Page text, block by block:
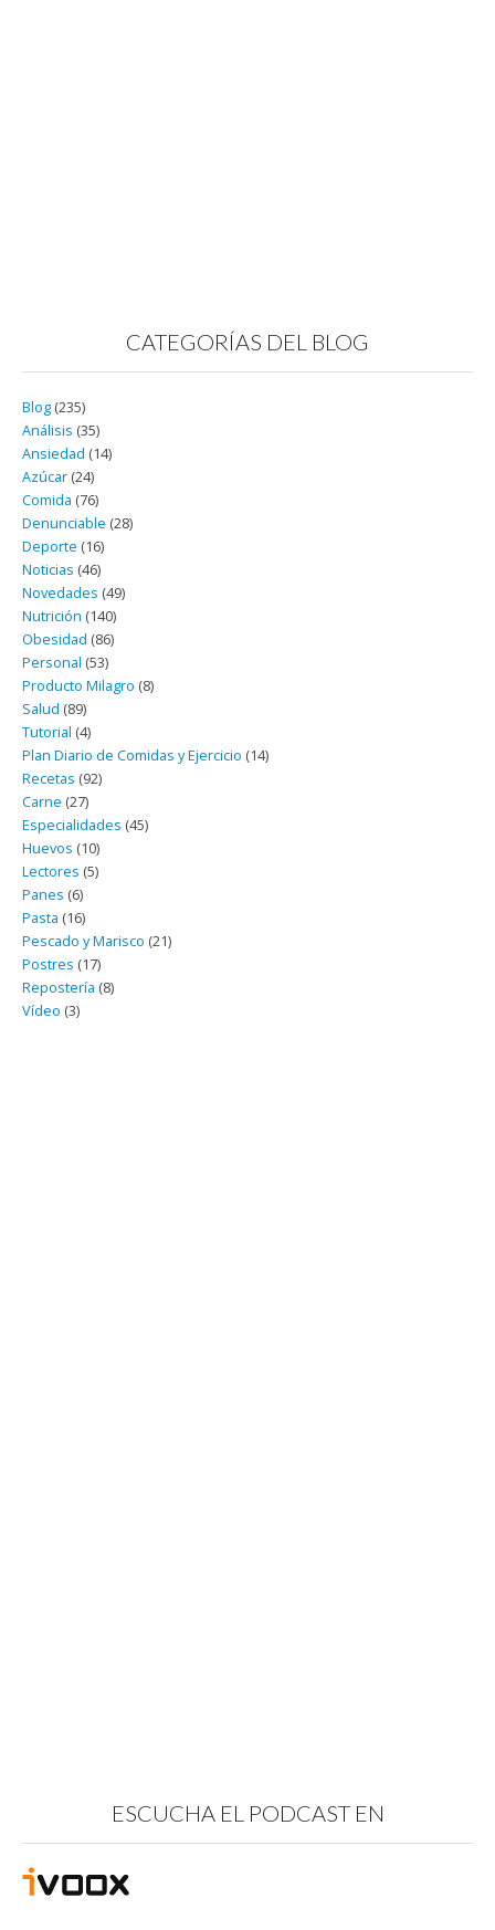
CATEGORÍAS DEL BLOG
Blog (235)
Análisis (35)
Ansiedad (14)
Azúcar (24)
Comida (76)
Denunciable (28)
Deporte (16)
Noticias (46)
Novedades (49)
Nutrición (140)
Obesidad (86)
Personal (53)
Producto Milagro (8)
Salud (89)
Tutorial (4)
Plan Diario de Comidas y Ejercicio (14)
Recetas (92)
Carne (27)
Especialidades (45)
Huevos (10)
Lectores (5)
Panes (6)
Pasta (16)
Pescado y Marisco (21)
Postres (17)
Repostería (8)
Vídeo (3)
ESCUCHA EL PODCAST EN